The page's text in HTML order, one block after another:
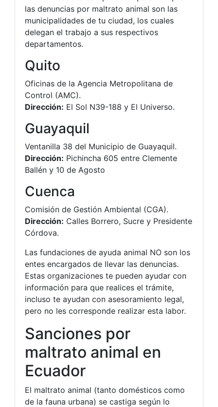
las denuncias por maltrato animal son las
municipalidades de tu ciudad, los cuales
delegan el trabajo a sus respectivos
departamentos.
Quito
Oficinas de la Agencia Metropolitana de
Control (AMC).
Dirección: El Sol N39-188 y El Universo.
Guayaquil
Ventanilla 38 del Municipio de Guayaquil.
Dirección: Pichincha 605 entre Clemente
Ballén y 10 de Agosto
Cuenca
Comisión de Gestión Ambiental (CGA).
Dirección: Calles Borrero, Sucre y Presidente
Córdova.
Las fundaciones de ayuda animal NO son los
entes encargados de llevar las denuncias.
Estas organizaciones te pueden ayudar con
información para que realices el trámite,
incluso te ayudan con asesoramiento legal,
pero no les corresponde realizar esta labor.
Sanciones por
maltrato animal en
Ecuador
El maltrato animal (tanto domésticos como
de la fauna urbana) se castiga según lo